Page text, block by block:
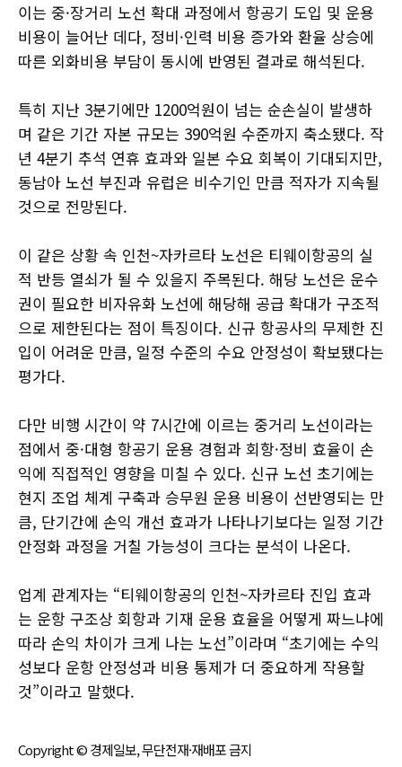
이는 중·장거리 노선 확대 과정에서 항공기 도입 및 운용
비용이 늘어난 데다, 정비·인력 비용 증가와 환율 상승에
따른 외화비용 부담이 동시에 반영된 결과로 해석된다.
특히 지난 3분기에만 1200억원이 넘는 순손실이 발생하
며 같은 기간 자본 규모는 390억원 수준까지 축소됐다. 작
년 4분기 추석 연휴 효과와 일본 수요 회복이 기대되지만,
동남아 노선 부진과 유럽은 비수기인 만큼 적자가 지속될
것으로 전망된다.
이 같은 상황 속 인천~자카르타 노선은 티웨이항공의 실
적 반등 열쇠가 될 수 있을지 주목된다. 해당 노선은 운수
권이 필요한 비자유화 노선에 해당해 공급 확대가 구조적
으로 제한된다는 점이 특징이다. 신규 항공사의 무제한 진
입이 어려운 만큼, 일정 수준의 수요 안정성이 확보됐다는
평가다.
다만 비행 시간이 약 7시간에 이르는 중거리 노선이라는
점에서 중·대형 항공기 운용 경험과 회항·정비 효율이 손
익에 직접적인 영향을 미칠 수 있다. 신규 노선 초기에는
현지 조업 체계 구축과 승무원 운용 비용이 선반영되는 만
큼, 단기간에 손익 개선 효과가 나타나기보다는 일정 기간
안정화 과정을 거칠 가능성이 크다는 분석이 나온다.
업계 관계자는 “티웨이항공의 인천~자카르타 진입 효과
는 운항 구조상 회항과 기재 운용 효율을 어떻게 짜느냐에
따라 손익 차이가 크게 나는 노선”이라며 “초기에는 수익
성보다 운항 안정성과 비용 통제가 더 중요하게 작용할
것”이라고 말했다.
Copyright © 경제일보, 무단전재·재배포 금지